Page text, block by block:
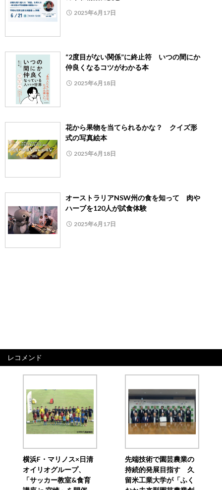
2025年6月17日
“2度目がない関係”に終止符 いつの間にか
仲良くなるコツがわかる本
2025年6月18日
花から果物を当てられるかな？ クイズ形
式の写真絵本
2025年6月18日
オーストラリアNSW州の食を知って 肉や
ハーブを120人が試食体験
2025年6月17日
レコメンド
横浜F・マリノス×日清
オイリオグループ、
「サッカー教室&食育
先端技術で園芸農業の
持続的発展目指す 久
留米工業大学が「ふく